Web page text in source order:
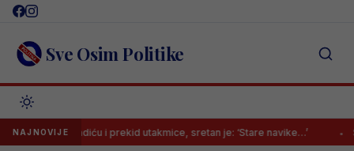
Skip
content Sve Osim Politike
NAJNOVIJEi prekid utakmice, sretan je: ‘Stare navike…’ Selektor